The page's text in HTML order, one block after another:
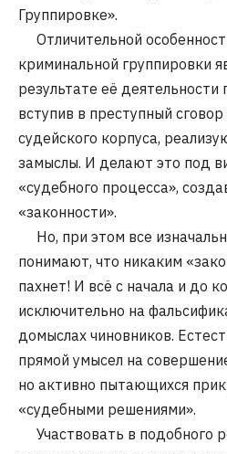
Группировке».
Отличительной
криминальной группировки
результате её деятельности
вступив в преступный
судейского корпуса,
замыслы. И делают это под
«судебного процесса»,
«законности».
Но, при этом все
понимают, что никаким
пахнет! И всё с начала и до
исключительно на
домыслах чиновников.
прямой умысел на
но активно пытающихся
«судебными решениями».
Участвовать в подобного